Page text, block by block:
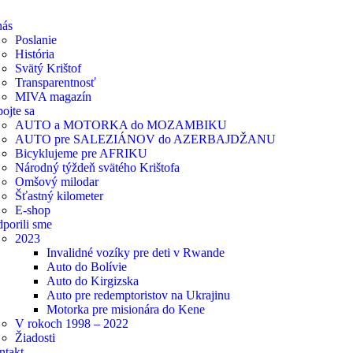
Poslanie
História
Svätý Krištof
Transparentnosť
MIVA magazín
sa
AUTO a MOTORKA do MOZAMBIKU
AUTO pre SALEZIÁNOV do AZERBAJDŽANU
Bicyklujeme pre AFRIKU
Národný týždeň svätého Krištofa
Omšový milodar
Šťastný kilometer
E-shop
sme
2023
Invalidné vozíky pre deti v Rwande
Auto do Bolívie
Auto do Kirgizska
Auto pre redemptoristov na Ukrajinu
Motorka pre misionára do Kene
V rokoch 1998 – 2022
Žiadosti